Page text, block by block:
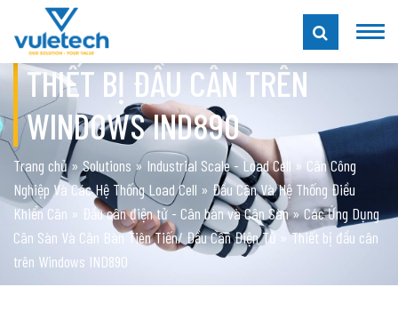
THIẾT BỊ ĐẦU CÂN TRÊN
WINDOWS IND890
Trang chủ»Solutions » Industrial Scale - Load Cell » Cân Công
Nghiệp Và Các Hệ Thống Load Cell » Đầu Cân Và Hệ Thống Điều
Khiển Cân » Đầu cân điện tử - Cân bàn và Cân Sàn»Các Ứng Dụng
Cân Sàn Và Cân Bàn Tiên Tiến/ Đầu Cân Điện Tử»Thiết bị đầu cân
trên Windows IND890